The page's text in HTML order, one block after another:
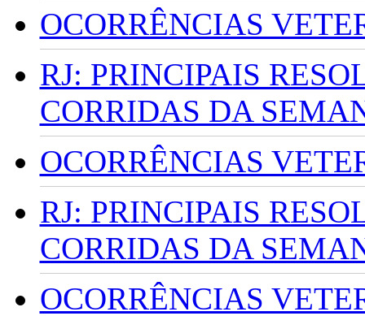
OCORRÊNCIAS
RJ: PRINCIPAIS
CORRIDAS DA
OCORRÊNCIAS
RJ: PRINCIPAIS
CORRIDAS DA
OCORRÊNCIAS